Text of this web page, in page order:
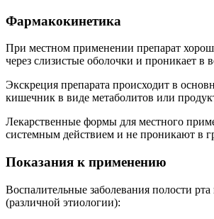
Фармакокинетика
При местном применении препарат
через слизистые оболочки и проникает в
Экскреция препарата происходит в
кишечник в виде метаболитов или
Лекарственные формы для местного
системным действием и не проникают в
Показания к применению
Воспалительные заболевания полости
(различной этиологии):